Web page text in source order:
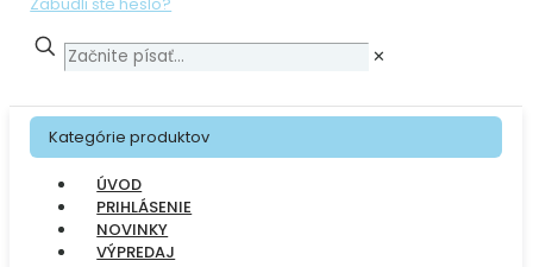
✕
Kategórie produktov
ÚVOD
PRIHLÁSENIE
NOVINKY
VÝPREDAJ